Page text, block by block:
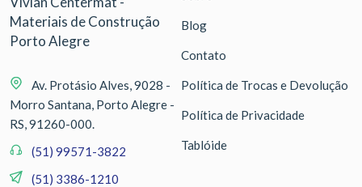
Materiais de Construção
Porto Alegre
Av. Protásio Alves, 9028 -
Morro Santana, Porto Alegre -
RS, 91260-000.
(51) 99571-3822
(51) 3386-1210
Blog
Contato
Política de Trocas e Devolução
Política de Privacidade
Tablóide